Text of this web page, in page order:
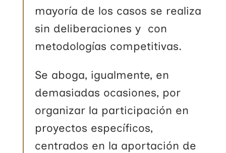
mayoría de los casos se realiza
sin deliberaciones y con
metodologías competitivas.
Se aboga, igualmente, en
demasiadas ocasiones, por
organizar la participación en
proyectos específicos,
centrados en la aportación de